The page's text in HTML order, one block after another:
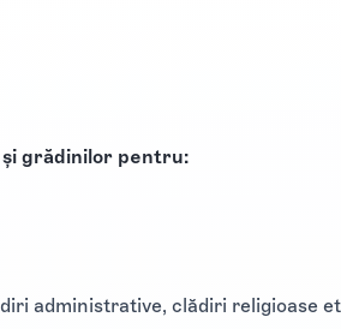
grădinilor pentru:
administrative, clădiri religioase